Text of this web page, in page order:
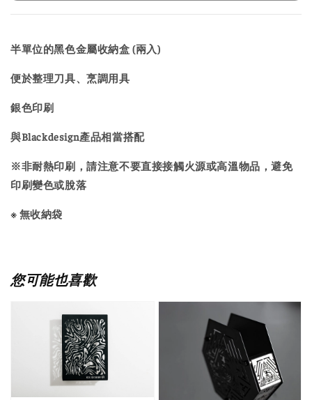
半單位的黑色金屬收納盒 (兩入)
便於整理刀具、烹調用具
銀色印刷
與Blackdesign產品相當搭配
※非耐熱印刷，請注意不要直接接觸火源或高溫物品，避免
印刷變色或脫落
※ 無收納袋
您可能也喜歡